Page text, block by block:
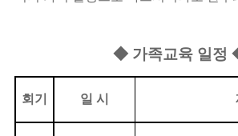
◆ 가족교육 일정
회기 일 시